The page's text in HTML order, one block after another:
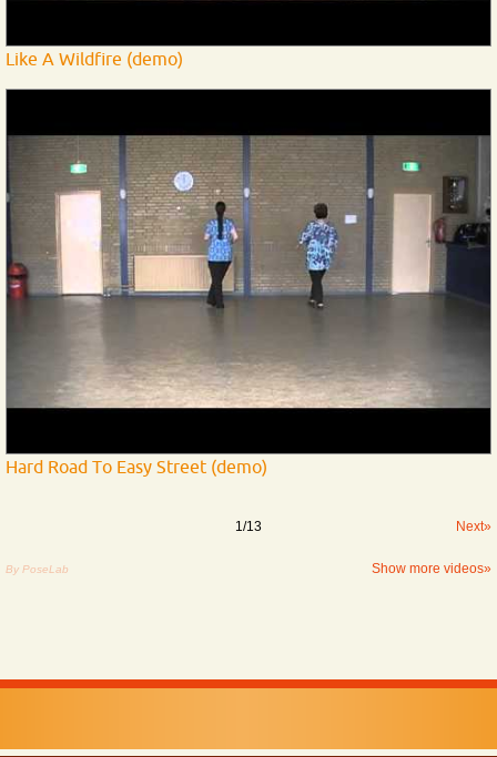
Like A Wildfire (demo)
Hard Road To Easy Street (demo)
1/13 Next»
By PoseLab Show more videos»